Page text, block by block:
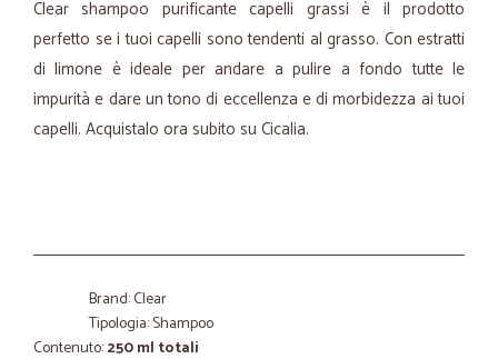
Clear shampoo purificante capelli grassi è il prodotto
perfetto se i tuoi capelli sono tendenti al grasso. Con estratti
di limone è ideale per andare a pulire a fondo tutte le
impurità e dare un tono di eccellenza e di morbidezza ai tuoi
capelli. Acquistalo ora subito su Cicalia.
Brand: Clear
Tipologia: Shampoo
Contenuto:250 ml totali